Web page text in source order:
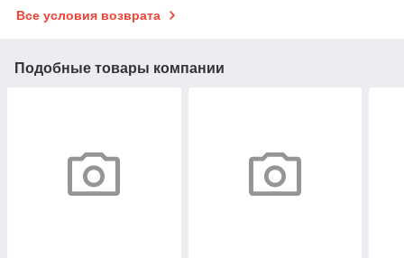
Все условия возврата
Подобные товары компании